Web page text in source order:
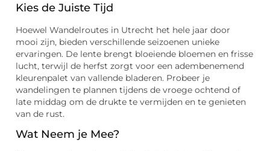
Kies de Juiste Tijd
Hoewel Wandelroutes in Utrecht het hele jaar door
mooi zijn, bieden verschillende seizoenen unieke
ervaringen. De lente brengt bloeiende bloemen en frisse
lucht, terwijl de herfst zorgt voor een adembenemend
kleurenpalet van vallende bladeren. Probeer je
wandelingen te plannen tijdens de vroege ochtend of
late middag om de drukte te vermijden en te genieten
van de rust.
Wat Neem je Mee?